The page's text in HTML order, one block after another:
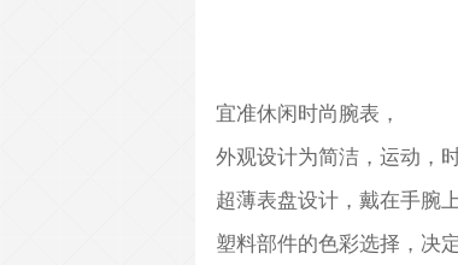
宜准休闲时尚腕表，
外观设计为简洁，运动，
超薄表盘设计，戴在手腕
塑料部件的色彩选择，决